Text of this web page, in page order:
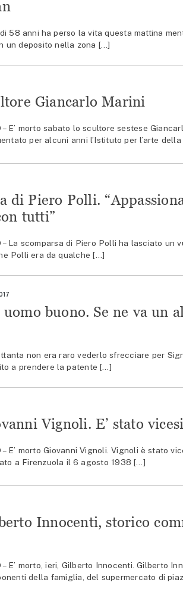
di 58 anni ha perso la vita questa mattina
un deposito nella zona […]
Giancarlo Marini
– E’ morto sabato lo scultore sestese
per alcuni anni l’Istituto per l’arte
di Piero Polli.
tutti”
– La scomparsa di Piero Polli ha lasciato un
Polli era da qualche […]
buono. Se ne va un
non era raro vederlo sfrecciare per
a prendere la patente […]
Vignoli. E’ stato
– E’ morto Giovanni Vignoli. Vignoli è stato
a Firenzuola il 6 agosto 1938 […]
Innocenti, storico
– E’ morto, ieri, Gilberto Innocenti. Gilberto
della famiglia, del supermercato di